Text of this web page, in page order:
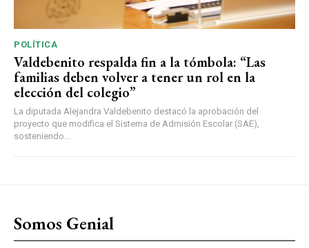
POLÍTICA
Valdebenito respalda fin a la tómbola: “Las
familias deben volver a tener un rol en la
elección del colegio”
La diputada Alejandra Valdebenito destacó la aprobación del
proyecto que modifica el Sistema de Admisión Escolar (SAE),
sosteniendo...
Somos Genial